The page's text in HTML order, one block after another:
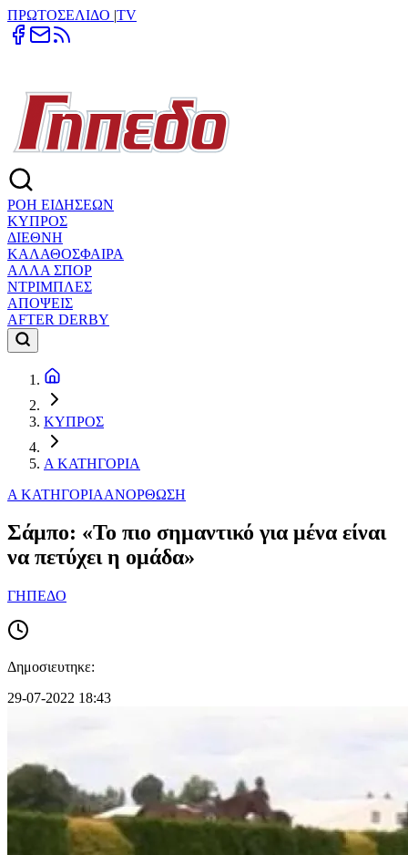
ΠΡΩΤΟΣΕΛΙΔΟ |TV
ΡΟΗ ΕΙΔΗΣΕΩΝ
ΚΥΠΡΟΣ
ΔΙΕΘΝΗ
ΚΑΛΑΘΟΣΦΑΙΡΑ
ΑΛΛΑ ΣΠΟΡ
ΝΤΡΙΜΠΛΕΣ
ΑΠΟΨΕΙΣ
AFTER DERBY
ΚΥΠΡΟΣ
Α ΚΑΤΗΓΟΡΙΑ
Α ΚΑΤΗΓΟΡΙΑΑΝΟΡΘΩΣΗ
Σάμπο: «Το πιο σημαντικό για μένα είναι
να πετύχει η ομάδα»
ΓΗΠΕΔΟ
Δημοσιευτηκε:
29-07-2022 18:43